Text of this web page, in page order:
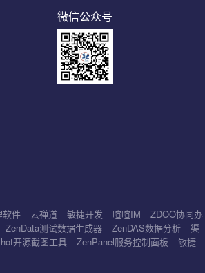
微信公众号
软件 云禅道 敏捷开发 喧喧IM
ZDOO协同办
ZenData测试数据生成器 ZenDAS数据分析
渠
开源截图工具 ZenPanel服务控制面板
敏捷